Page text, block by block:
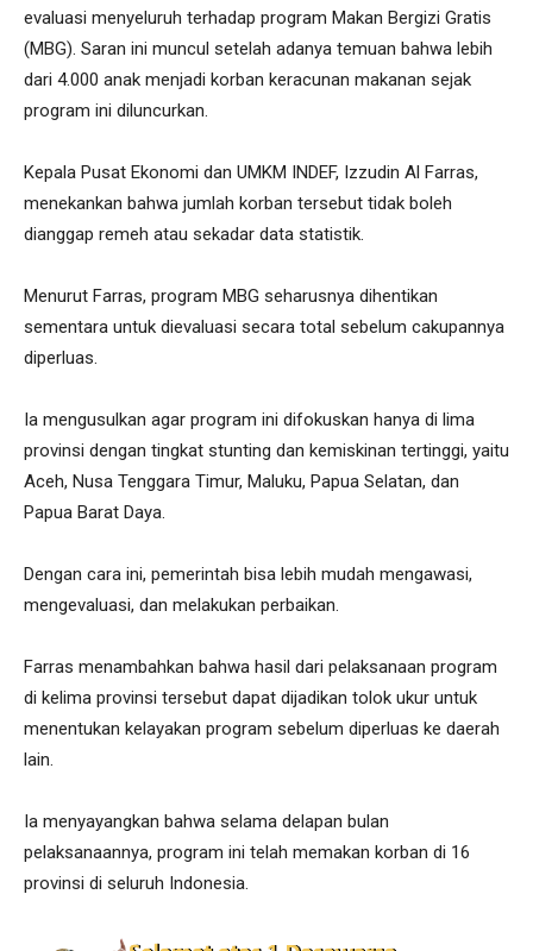
evaluasi menyeluruh terhadap program Makan Bergizi Gratis
(MBG). Saran ini muncul setelah adanya temuan bahwa lebih
dari 4.000 anak menjadi korban keracunan makanan sejak
program ini diluncurkan.
Kepala Pusat Ekonomi dan UMKM INDEF, Izzudin Al Farras,
menekankan bahwa jumlah korban tersebut tidak boleh
dianggap remeh atau sekadar data statistik.
Menurut Farras, program MBG seharusnya dihentikan
sementara untuk dievaluasi secara total sebelum cakupannya
diperluas.
Ia mengusulkan agar program ini difokuskan hanya di lima
provinsi dengan tingkat stunting dan kemiskinan tertinggi, yaitu
Aceh, Nusa Tenggara Timur, Maluku, Papua Selatan, dan
Papua Barat Daya.
Dengan cara ini, pemerintah bisa lebih mudah mengawasi,
mengevaluasi, dan melakukan perbaikan.
Farras menambahkan bahwa hasil dari pelaksanaan program
di kelima provinsi tersebut dapat dijadikan tolok ukur untuk
menentukan kelayakan program sebelum diperluas ke daerah
lain.
Ia menyayangkan bahwa selama delapan bulan
pelaksanaannya, program ini telah memakan korban di 16
provinsi di seluruh Indonesia.